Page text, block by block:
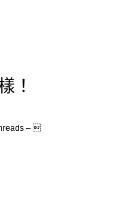
！
– 